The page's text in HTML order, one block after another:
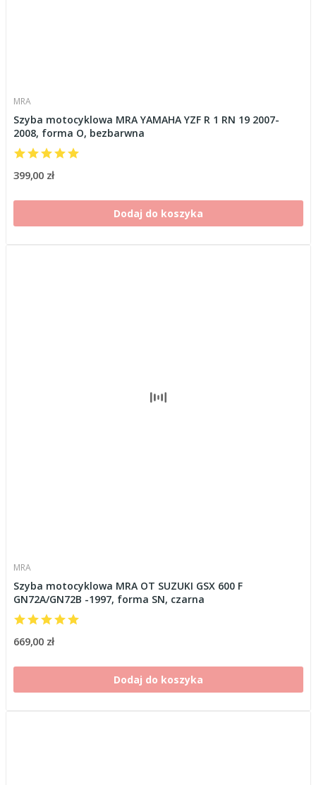
MRA
Szyba motocyklowa MRA YAMAHA YZF R 1 RN 19 2007-
2008, forma O, bezbarwna
399,00 zł
Dodaj do koszyka
MRA
Szyba motocyklowa MRA OT SUZUKI GSX 600 F
GN72A/GN72B -1997, forma SN, czarna
669,00 zł
Dodaj do koszyka